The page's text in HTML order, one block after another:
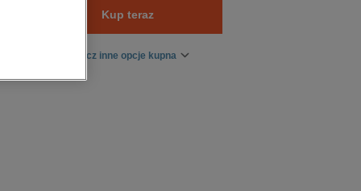
Kup teraz
Zobacz inne opcje kupna